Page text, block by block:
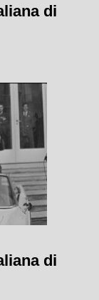
di
di